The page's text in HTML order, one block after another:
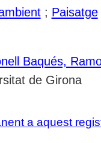
; Paisatge
Baqués,
de Girona
a aquest